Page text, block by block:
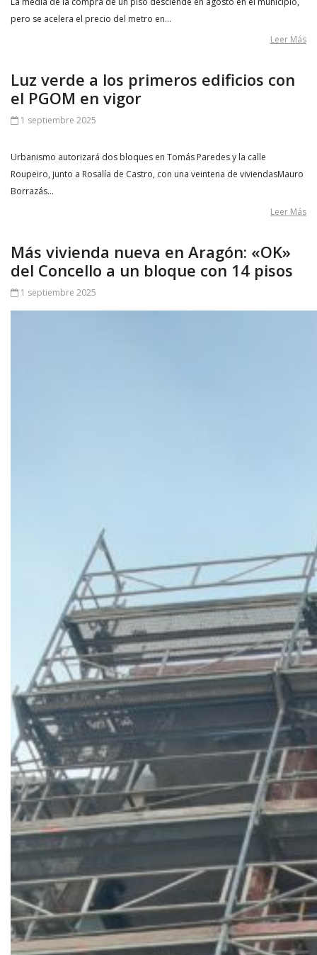
pero se acelera el precio del metro en…
Leer Más
Luz verde a los primeros edificios con
el PGOM en vigor
1 septiembre 2025
Urbanismo autorizará dos bloques en Tomás Paredes y la calle
Roupeiro, junto a Rosalía de Castro, con una veintena de viviendasMauro
Borrazás…
Leer Más
Más vivienda nueva en Aragón: «OK»
del Concello a un bloque con 14 pisos
1 septiembre 2025